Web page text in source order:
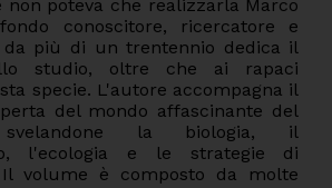
non poteva che realizzarla Marco
conoscitore, ricercatore e
da più di un trentennio dedica il
studio, oltre che ai rapaci
specie. L'autore accompagna il
del mondo affascinante del
svelandone la biologia, il
l'ecologia e le strategie di
Il volume è composto da molte